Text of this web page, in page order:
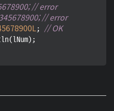
// error
// error
; // OK